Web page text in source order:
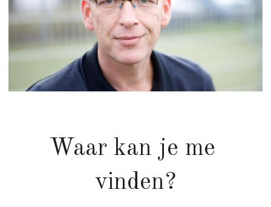
Waar kan je me
vinden?